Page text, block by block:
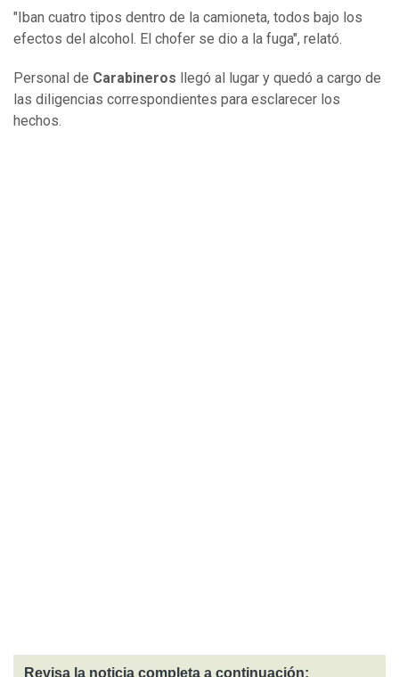
"Iban cuatro tipos dentro de la camioneta, todos bajo los
efectos del alcohol. El chofer se dio a la fuga", relató.
Personal de Carabineros llegó al lugar y quedó a cargo de
las diligencias correspondientes para esclarecer los
hechos.
Revisa la noticia completa a continuación: